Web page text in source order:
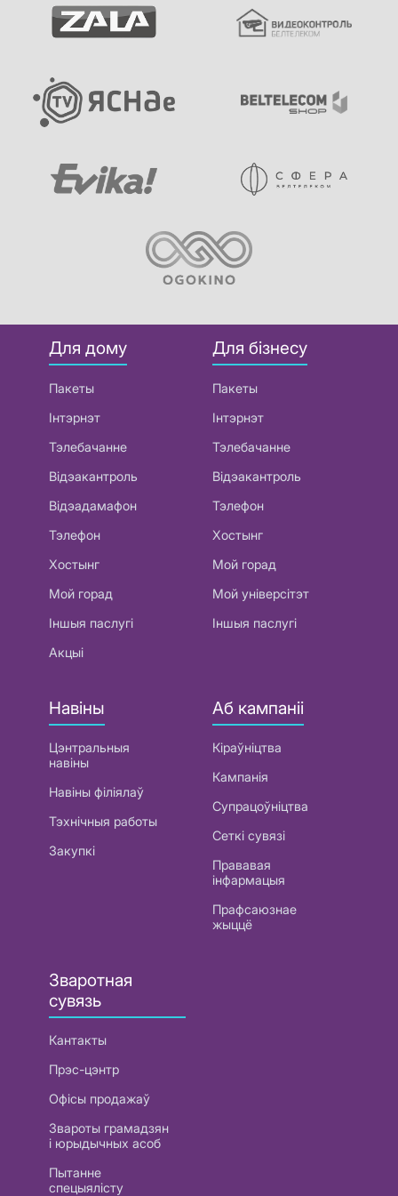
Для дому
Пакеты
Інтэрнэт
Тэлебачанне
Відэакантроль
Відэадамафон
Тэлефон
Хостынг
Мой горад
Іншыя паслугі
Акцыі
Для бізнесу
Пакеты
Інтэрнэт
Тэлебачанне
Відэакантроль
Тэлефон
Хостынг
Мой горад
Мой універсітэт
Іншыя паслугі
Навіны
Цэнтральныя
навіны
Навіны філіялаў
Тэхнічныя работы
Закупкі
Аб кампаніі
Кіраўніцтва
Кампанія
Супрацоўніцтва
Сеткі сувязі
Прававая
інфармацыя
Прафсаюзнае
жыццё
Зваротная
сувязь
Кантакты
Прэс-цэнтр
Офісы продажаў
Звароты грамадзян
і юрыдычных асоб
Пытанне
спецыялісту